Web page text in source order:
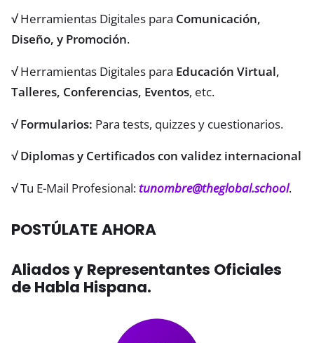
√Herramientas Digitales para Comunicación,
Diseño, y Promoción.
√Herramientas Digitales para Educación Virtual,
Talleres, Conferencias, Eventos, etc.
√ Formularios: Para tests, quizzes y cuestionarios.
√Diplomas y Certificados con validez internacional
√Tu E-Mail Profesional:tunombre@theglobal.school.
POSTÚLATE AHORA
Aliados y Representantes Oficiales
de Habla Hispana.